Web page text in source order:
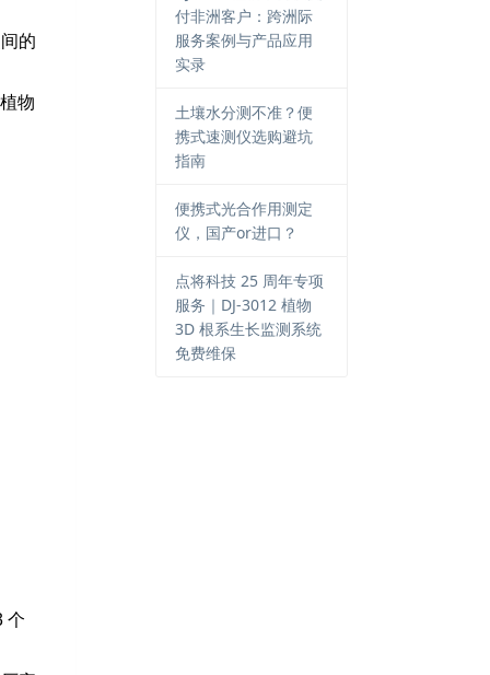
的
物
个
付非洲客户：跨洲际
服务案例与产品应用
实录
土壤水分测不准？便
携式速测仪选购避坑
指南
便携式光合作用测定
仪，国产or进口？
点将科技 25 周年专项
服务｜DJ-3012 植物
3D 根系生长监测系统
免费维保